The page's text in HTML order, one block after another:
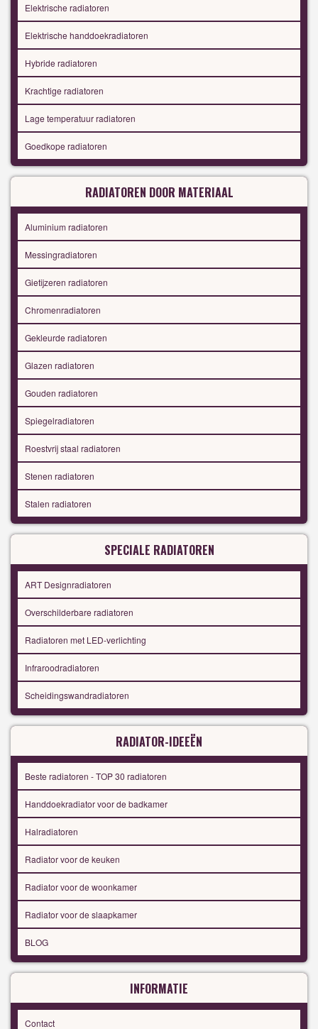
Elektrische radiatoren
Elektrische handdoekradiatoren
Hybride radiatoren
Krachtige radiatoren
Lage temperatuur radiatoren
Goedkope radiatoren
RADIATOREN DOOR MATERIAAL
Aluminium radiatoren
Messingradiatoren
Gietijzeren radiatoren
Chromenradiatoren
Gekleurde radiatoren
Glazen radiatoren
Gouden radiatoren
Spiegelradiatoren
Roestvrij staal radiatoren
Stenen radiatoren
Stalen radiatoren
SPECIALE RADIATOREN
ART Designradiatoren
Overschilderbare radiatoren
Radiatoren met LED-verlichting
Infraroodradiatoren
Scheidingswandradiatoren
RADIATOR-IDEEËN
Beste radiatoren - TOP 30 radiatoren
Handdoekradiator voor de badkamer
Halradiatoren
Radiator voor de keuken
Radiator voor de woonkamer
Radiator voor de slaapkamer
BLOG
INFORMATIE
Contact